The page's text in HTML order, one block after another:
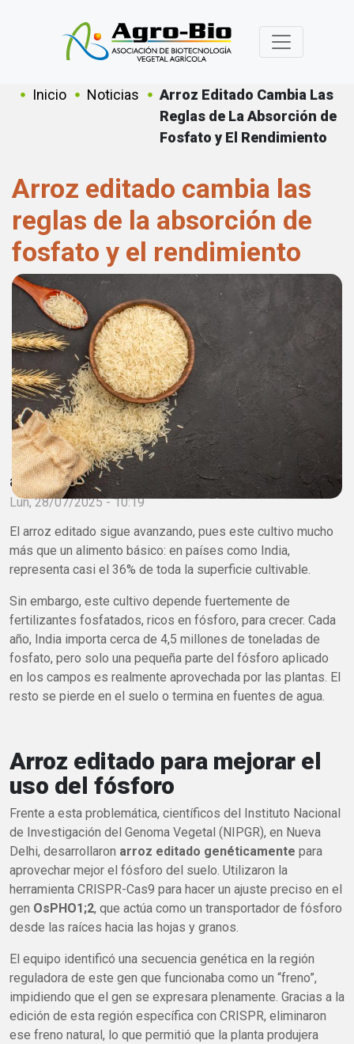
Sobrescribir enlaces de ayuda
Inicio Noticias
Arroz Editado Cambia Las
Reglas de La Absorción de
Fosfato y El Rendimiento
Arroz editado cambia las
reglas de la absorción de
fosfato y el rendimiento
adminagrobio
Lun, 28/07/2025 - 10:19
El arroz editado sigue avanzando, pues este cultivo mucho
más que un alimento básico: en países como India,
representa casi el 36% de toda la superficie cultivable.
Sin embargo, este cultivo depende fuertemente de
fertilizantes fosfatados, ricos en fósforo, para crecer. Cada
año, India importa cerca de 4,5 millones de toneladas de
fosfato, pero solo una pequeña parte del fósforo aplicado
en los campos es realmente aprovechada por las plantas. El
resto se pierde en el suelo o termina en fuentes de agua.
Arroz editado para mejorar el
uso del fósforo
Frente a esta problemática, científicos del Instituto Nacional
de Investigación del Genoma Vegetal (NIPGR), en Nueva
Delhi, desarrollaron arroz editado genéticamente para
aprovechar mejor el fósforo del suelo. Utilizaron la
herramienta CRISPR-Cas9 para hacer un ajuste preciso en el
gen OsPHO1;2, que actúa como un transportador de fósforo
desde las raíces hacia las hojas y granos.
El equipo identificó una secuencia genética en la región
reguladora de este gen que funcionaba como un “freno”,
impidiendo que el gen se expresara plenamente. Gracias a la
edición de esta región específica con CRISPR, eliminaron
ese freno natural, lo que permitió que la planta produjera